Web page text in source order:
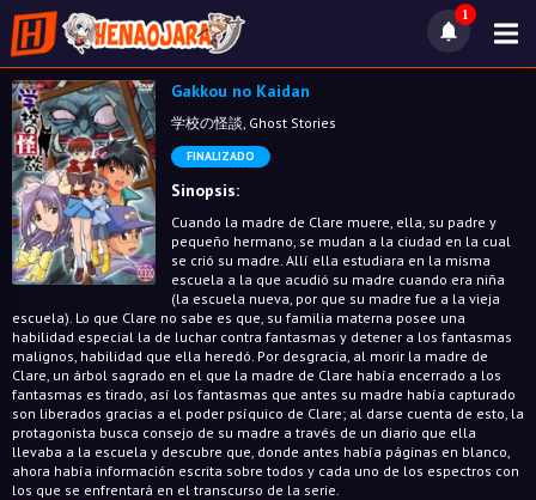
1
Gakkou no Kaidan
学校の怪談, Ghost Stories
FINALIZADO
Sinopsis:
Cuando la madre de Clare muere, ella, su padre y
pequeño hermano, se mudan a la ciudad en la cual
se crió su madre. Allí ella estudiara en la misma
escuela a la que acudió su madre cuando era niña
(la escuela nueva, por que su madre fue a la vieja
escuela). Lo que Clare no sabe es que, su familia materna posee una
habilidad especial la de luchar contra fantasmas y detener a los fantasmas
malignos, habilidad que ella heredó. Por desgracia, al morir la madre de
Clare, un árbol sagrado en el que la madre de Clare había encerrado a los
fantasmas es tirado, así los fantasmas que antes su madre había capturado
son liberados gracias a el poder psíquico de Clare; al darse cuenta de esto, la
protagonista busca consejo de su madre a través de un diario que ella
llevaba a la escuela y descubre que, donde antes había páginas en blanco,
ahora había información escrita sobre todos y cada uno de los espectros con
los que se enfrentará en el transcurso de la serie.